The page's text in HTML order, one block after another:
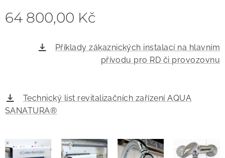
64 800,00 Kč
Příklady zákaznických instalací na hlavním
přívodu pro RD či provozovnu
Technický list revitalizačních zařízení AQUA
SANATURA®